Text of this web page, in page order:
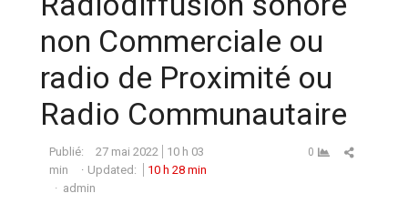
non Commerciale ou
radio de Proximité ou
Radio Communautaire
Publié: 27 mai 2022
10 h 03
min
Updated:
10 h 28 min
Auteur
admin
0 Partager